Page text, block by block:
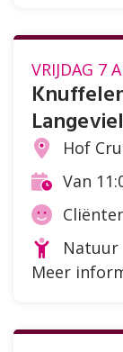
VRIJDAG 7
Locatie
Hof
Tijd Van
Doelgroep
Soort
activiteit
Natuur
Meer